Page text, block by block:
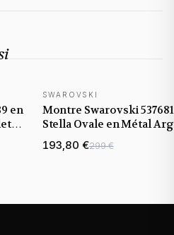
en
SWAROVSKI
Montre Swarovski
Stella Ovale en Métal
193,80 €299 €